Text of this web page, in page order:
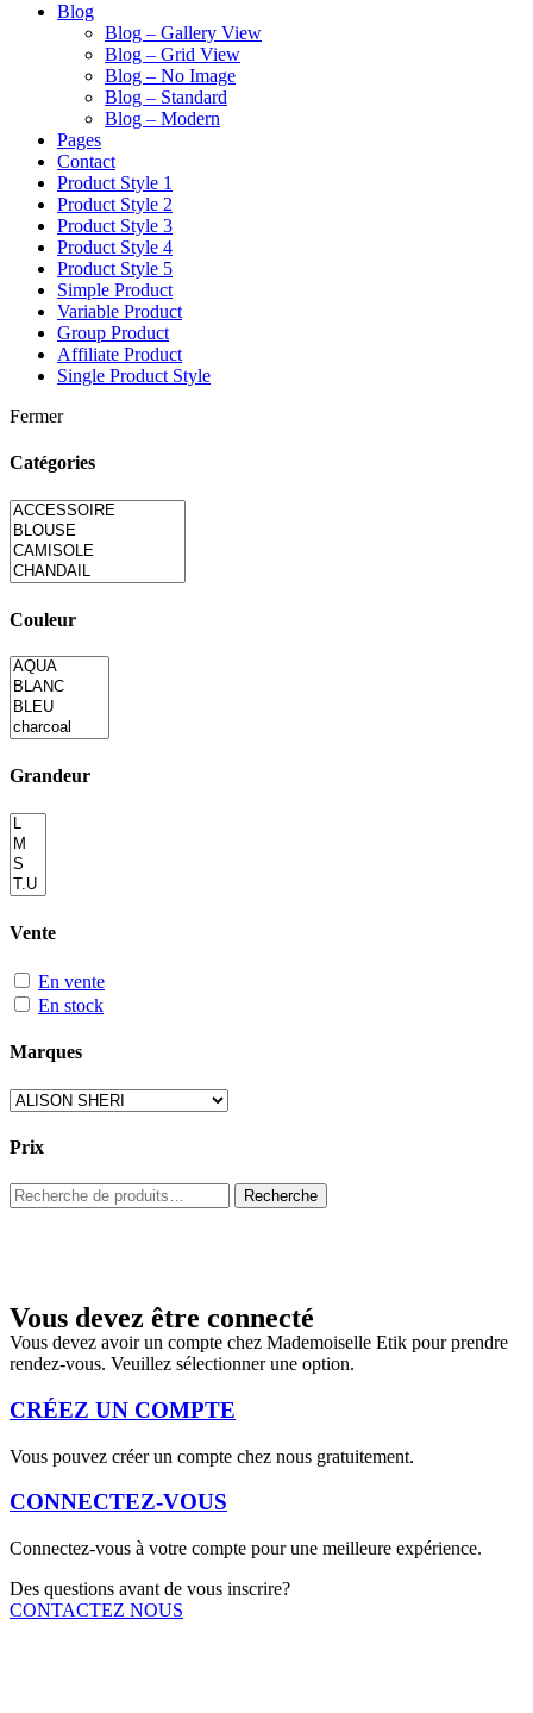
Blog
Blog – Gallery View
Blog – Grid View
Blog – No Image
Blog – Standard
Blog – Modern
Pages
Contact
Product Style 1
Product Style 2
Product Style 3
Product Style 4
Product Style 5
Simple Product
Variable Product
Group Product
Affiliate Product
Single Product Style
Fermer
Catégories
Couleur
Grandeur
Vente
En vente
En stock
Marques
Prix
Rechercher: Recherche
Vous devez être connecté
Vous devez avoir un compte chez Mademoiselle Etik pour prendre
rendez-vous. Veuillez sélectionner une option.
CRÉEZ UN COMPTE
Vous pouvez créer un compte chez nous gratuitement.
CONNECTEZ-VOUS
Connectez-vous à votre compte pour une meilleure expérience.
Des questions avant de vous inscrire?
CONTACTEZ NOUS